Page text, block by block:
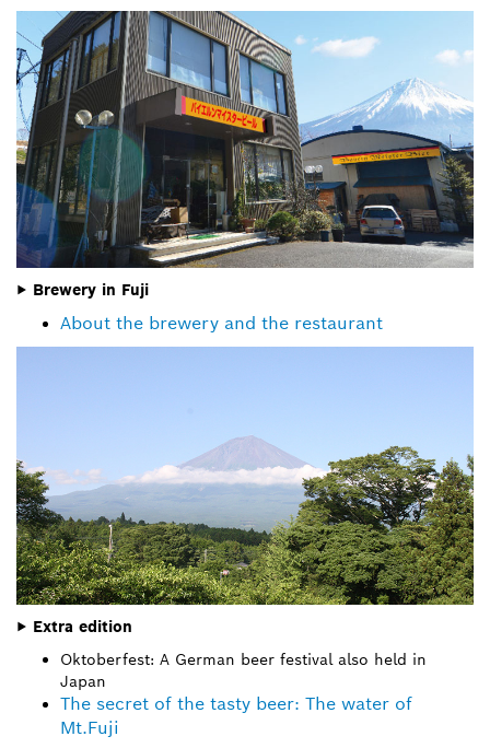
▶ Brewery in Fuji
About the brewery and the restaurant
▶ Extra edition
Oktoberfest: A German beer festival also held in
Japan
The secret of the tasty beer: The water of
Mt.Fuji